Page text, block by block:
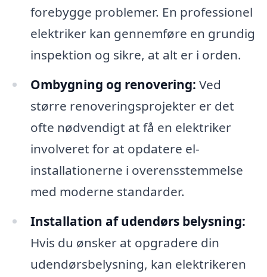
forebygge problemer. En professionel
elektriker kan gennemføre en grundig
inspektion og sikre, at alt er i orden.
Ombygning og renovering: Ved
større renoveringsprojekter er det
ofte nødvendigt at få en elektriker
involveret for at opdatere el-
installationerne i overensstemmelse
med moderne standarder.
Installation af udendørs belysning:
Hvis du ønsker at opgradere din
udendørsbelysning, kan elektrikeren